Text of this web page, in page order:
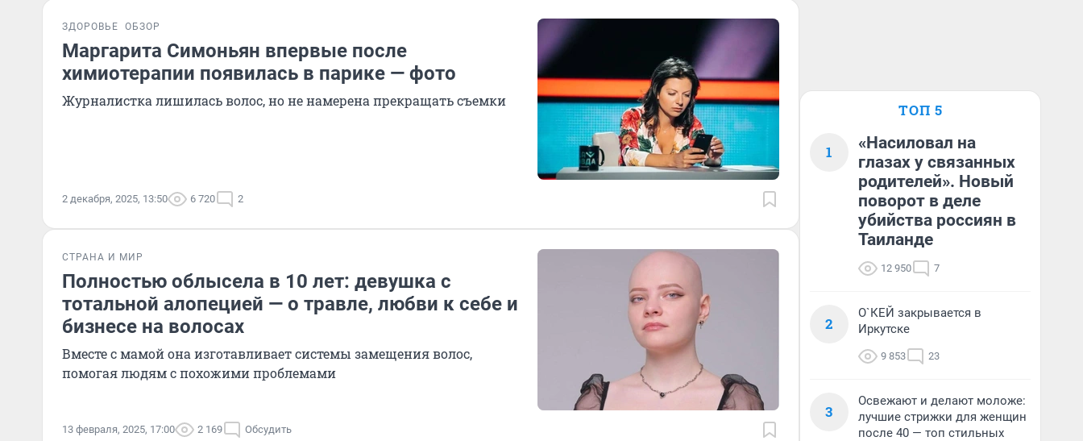
ЗДОРОВЬЕ ОБЗОР
Маргарита Симоньян впервые после
химиотерапии появилась в парике — фото
Журналистка лишилась волос, но не намерена прекращать съемки
2 декабря, 2025, 13:50 6 720 2
СТРАНА И МИР
Полностью облысела в 10 лет: девушка с
тотальной алопецией — о травле, любви к себе и
бизнесе на волосах
Вместе с мамой она изготавливает системы замещения волос,
помогая людям с похожими проблемами
13 февраля, 2025, 17:00 2 169 Обсудить
ТОП 5
1
«Насиловал на
глазах у связанных
родителей». Новый
поворот в деле
убийства россиян в
Таиланде
12 950 7
2
О`КЕЙ закрывается в
Иркутске
9 853 23
3
Освежают и делают моложе:
лучшие стрижки для женщин
после 40 — топ стильных